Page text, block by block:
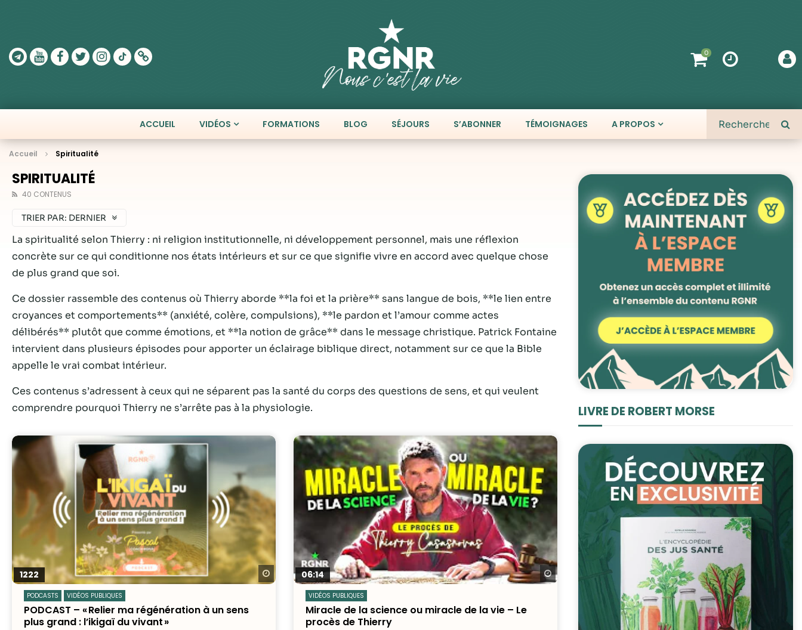
0
ACCUEIL VIDÉOS FORMATIONS BLOG SÉJOURS S’ABONNER TÉMOIGNAGES A PROPOS
Accueil Spiritualité
SPIRITUALITÉ
40 CONTENUS
TRIER PAR: DERNIER
La spiritualité selon Thierry : ni religion institutionnelle, ni développement personnel, mais une réflexion
concrète sur ce qui conditionne nos états intérieurs et sur ce que signifie vivre en accord avec quelque chose
de plus grand que soi.
Ce dossier rassemble des contenus où Thierry aborde **la foi et la prière** sans langue de bois, **le lien entre
croyances et comportements** (anxiété, colère, compulsions), **le pardon et l’amour comme actes
délibérés** plutôt que comme émotions, et **la notion de grâce** dans le message christique. Patrick Fontaine
intervient dans plusieurs épisodes pour apporter un éclairage biblique direct, notamment sur ce que la Bible
appelle le vrai combat intérieur.
Ces contenus s’adressent à ceux qui ne séparent pas la santé du corps des questions de sens, et qui veulent
comprendre pourquoi Thierry ne s’arrête pas à la physiologie.
Regarder plus tard
1222
PODCASTS VIDÉOS PUBLIQUES
PODCAST – « Relier ma régénération à un sens
plus grand : l’ikigaï du vivant »
Regarder plus tard
06:14
VIDÉOS PUBLIQUES
Miracle de la science ou miracle de la vie – Le
procès de Thierry
LIVRE DE ROBERT MORSE
Ces cookies ne
sont pas
facultatifs. Ils
sont
nécessaires au
fonctionnement
du site Web.
Statistiques
Afin que nous
puissions
fonctionnalité